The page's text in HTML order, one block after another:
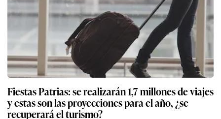
Fiestas Patrias: se realizarán 1,7 millones de viajes
y estas son las proyecciones para el año, ¿se
recuperará el turismo?